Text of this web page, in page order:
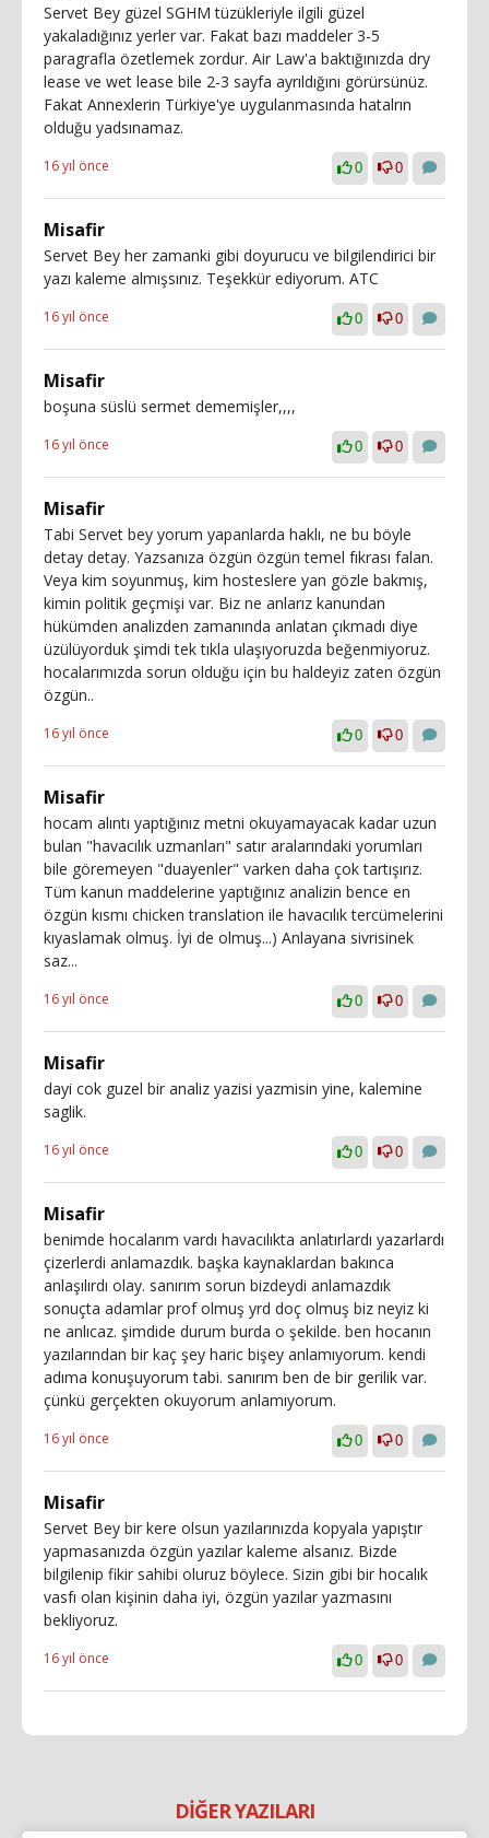
Servet Bey güzel SGHM tüzükleriyle ilgili güzel
yakaladığınız yerler var. Fakat bazı maddeler 3-5
paragrafla özetlemek zordur. Air Law'a baktığınızda dry
lease ve wet lease bile 2-3 sayfa ayrıldığını görürsünüz.
Fakat Annexlerin Türkiye'ye uygulanmasında hatalrın
olduğu yadsınamaz.
16 yıl önce 0 0
Misafir
Servet Bey her zamanki gibi doyurucu ve bilgilendirici bir
yazı kaleme almışsınız. Teşekkür ediyorum. ATC
16 yıl önce 0 0
Misafir
boşuna süslü sermet dememişler,,,,
16 yıl önce 0 0
Misafir
Tabi Servet bey yorum yapanlarda haklı, ne bu böyle
detay detay. Yazsanıza özgün özgün temel fıkrası falan.
Veya kim soyunmuş, kim hosteslere yan gözle bakmış,
kimin politik geçmişi var. Biz ne anlarız kanundan
hükümden analizden zamanında anlatan çıkmadı diye
üzülüyorduk şimdi tek tıkla ulaşıyoruzda beğenmiyoruz.
hocalarımızda sorun olduğu için bu haldeyiz zaten özgün
özgün..
16 yıl önce 0 0
Misafir
hocam alıntı yaptığınız metni okuyamayacak kadar uzun
bulan "havacılık uzmanları" satır aralarındaki yorumları
bile göremeyen "duayenler" varken daha çok tartışırız.
Tüm kanun maddelerine yaptığınız analizin bence en
özgün kısmı chicken translation ile havacılık tercümelerini
kıyaslamak olmuş. İyi de olmuş...) Anlayana sivrisinek
saz...
16 yıl önce 0 0
Misafir
dayi cok guzel bir analiz yazisi yazmisin yine, kalemine
saglik.
16 yıl önce 0 0
Misafir
benimde hocalarım vardı havacılıkta anlatırlardı yazarlardı
çizerlerdi anlamazdık. başka kaynaklardan bakınca
anlaşılırdı olay. sanırım sorun bizdeydi anlamazdık
sonuçta adamlar prof olmuş yrd doç olmuş biz neyiz ki
ne anlıcaz. şimdide durum burda o şekilde. ben hocanın
yazılarından bir kaç şey haric bişey anlamıyorum. kendi
adıma konuşuyorum tabi. sanırım ben de bir gerilik var.
çünkü gerçekten okuyorum anlamıyorum.
16 yıl önce 0 0
Misafir
Servet Bey bir kere olsun yazılarınızda kopyala yapıştır
yapmasanızda özgün yazılar kaleme alsanız. Bizde
bilgilenip fikir sahibi oluruz böylece. Sizin gibi bir hocalık
vasfı olan kişinin daha iyi, özgün yazılar yazmasını
bekliyoruz.
16 yıl önce 0 0
DİĞER YAZILARI